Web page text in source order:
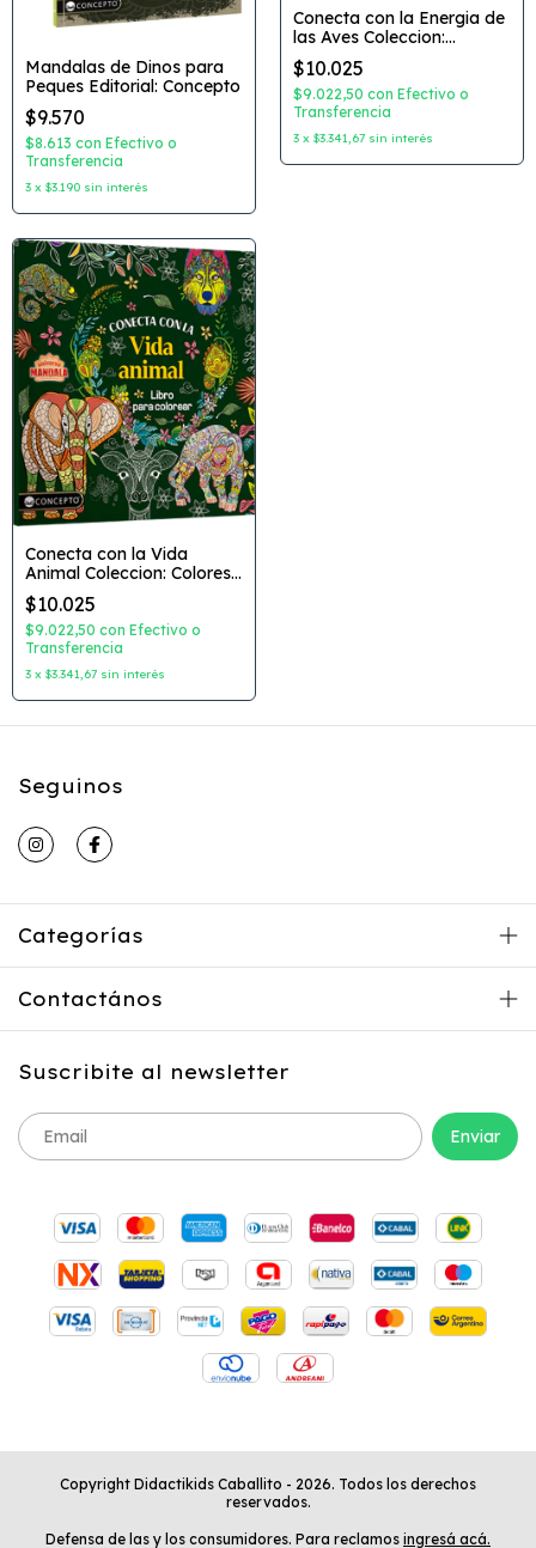
Mandalas de Dinos para
Peques Editorial: Concepto
$9.570
$8.613 con Efectivo o
Transferencia
3 x $3.190 sin interés
Conecta con la Energia de
las Aves Coleccion:
Universo Mandala
Editorial: Concepto
$10.025
$9.022,50 con Efectivo o
Transferencia
3 x $3.341,67 sin interés
Conecta con la Vida
Animal Coleccion: Colores
y Emociones Editorial:
Concepto
$10.025
$9.022,50 con Efectivo o
Transferencia
3 x $3.341,67 sin interés
Seguinos
Categorías
Contactános
Suscribite al newsletter
Copyright Didactikids Caballito - 2026. Todos los derechos
reservados.
Defensa de las y los consumidores. Para reclamos ingresá acá.